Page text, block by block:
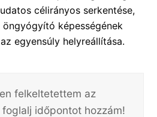
célirányos serkentése,
képességének
egyensúly helyreállítása.
felkeltetettem az
időpontot hozzám!